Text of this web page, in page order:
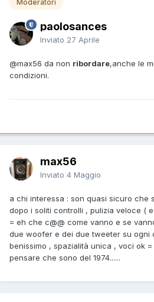
Moderatori
paolosances
Inviato 27 Aprile
@max56 da non ribordare,anche le
condizioni.
max56
Inviato 4 Maggio
a chi interessa : son quasi sicuro che
dopo i soliti controlli , pulizia veloce (
= eh che c@@ come vanno e se
due woofer e dei due tweeter su ogni
benissimo , spazialità unica , voci ok
pensare che sono del 1974......